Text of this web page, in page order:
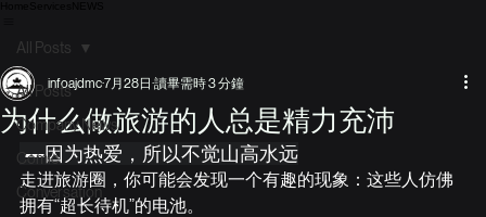
All Posts
Company News
Comic
Conversation
All Posts
为什么做旅游的人总是精力充沛
infoajdmc7月28日 讀畢需時 3 分鐘
---因为热爱，所以不觉山高水远
走进旅游圈，你可能会发现一个有趣的现象：这些人仿佛
拥有“超长待机”的电池。